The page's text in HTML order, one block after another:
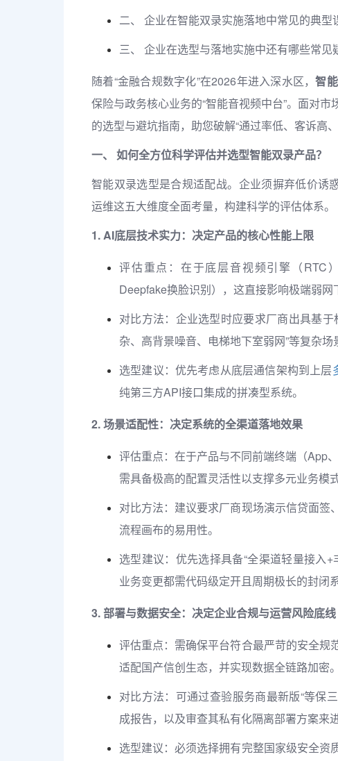
二、 企业在智能双录实施落地中常见的典型
三、 企业在选型与落地实施中还有哪些常见
随着“金融合规数字化”在2026年进入深水区，智
保险与政务核心业务的“智能音视频中台”。面对
的选型与避坑指南，助您破解“通过率低、客诉高、
一、 如何全方位科学评估并选型智能双录产品？
智能双录选型是合规适配战。企业须摒弃低价诱
运维这五大维度全面考量，构建科学的评估体系。
1. AI底层技术实力：决定产品的核心性能上限
评估重点：在于底层音视频引擎（RTC
Deepfake换脸识别），这直接影响极端弱网
对比方法：企业选型时应要求厂商出具基
杂、高背景噪音、电梯地下室弱网”等复杂场
选型建议：优先考虑从底层通信架构到上层
纯第三方API接口集成的拼凑型系统。
2. 场景适配性：决定系统的全渠道落地效果
评估重点：在于产品与不同前端终端（App
需具备极高的配置灵活性以支撑多元业务模式
对比方法：建议要求厂商现场演示信贷面
流程画布的易用性。
选型建议：优先选择具备“全渠道轻量接入
业务变更都需代码级定开且周期极长的封闭系
3. 部署与数据安全：决定企业合规与运营风险底线
评估重点：需确保平台符合最严苛的安全
适配国产信创生态，并实现数据全链路加密。
对比方法：可通过查验服务商最新版“等保
成报告，以及审查其私有化隔离部署方案来进
选型建议：必须选择拥有完整国家级安全